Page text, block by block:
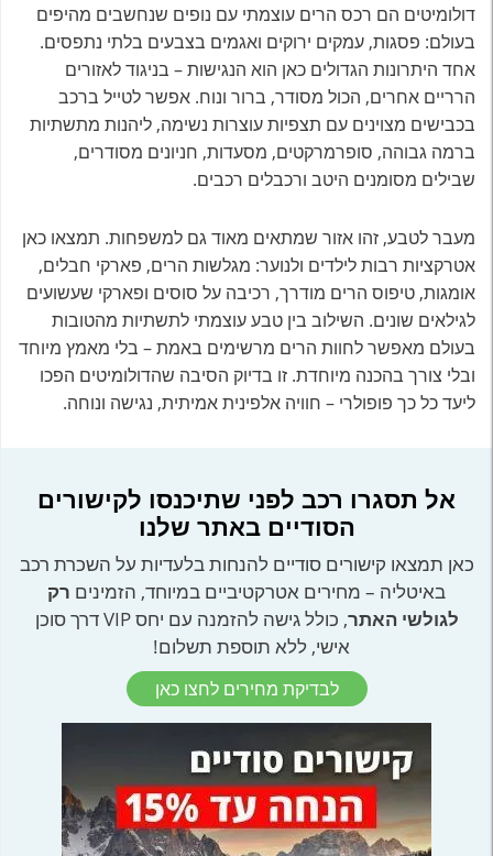
דולומיטים הם רכס הרים עוצמתי עם נופים שנחשבים מהיפים
בעולם: פסגות, עמקים ירוקים ואגמים בצבעים בלתי נתפסים.
אחד היתרונות הגדולים כאן הוא הנגישות – בניגוד לאזורים
הרריים אחרים, הכול מסודר, ברור ונוח. אפשר לטייל ברכב
בכבישים מצוינים עם תצפיות עוצרות נשימה, ליהנות מתשתיות
ברמה גבוהה, סופרמרקטים, מסעדות, חניונים מסודרים,
שבילים מסומנים היטב ורכבלים רכבים.
מעבר לטבע, זהו אזור שמתאים מאוד גם למשפחות. תמצאו כאן
אטרקציות רבות לילדים ולנוער: מגלשות הרים, פארקי חבלים,
אומגות, טיפוס הרים מודרך, רכיבה על סוסים ופארקי שעשועים
לגילאים שונים. השילוב בין טבע עוצמתי לתשתיות מהטובות
בעולם מאפשר לחוות הרים מרשימים באמת – בלי מאמץ מיוחד
ובלי צורך בהכנה מיוחדת. זו בדיוק הסיבה שהדולומיטים הפכו
ליעד כל כך פופולרי – חוויה אלפינית אמיתית, נגישה ונוחה.
אל תסגרו רכב לפני שתיכנסו לקישורים
הסודיים באתר שלנו
כאן תמצאו קישורים סודיים להנחות בלעדיות על השכרת רכב
באיטליה – מחירים אטרקטיביים במיוחד, הזמינים רק
לגולשי האתר
, כולל גישה להזמנה עם יחס VIP דרך סוכן
אישי, ללא תוספת תשלום!
לבדיקת מחירים לחצו כאן